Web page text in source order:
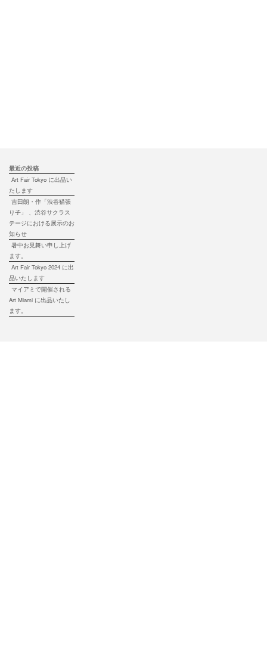
最近の投稿
Art Fair Tokyo に出品い
たします
吉田朗・作「渋谷猫張
り子」 、渋谷サクラス
テージにおける展示のお
知らせ
暑中お見舞い申し上げ
ます。
Art Fair Tokyo 2024 に出
品いたします
マイアミで開催される
Art Miami に出品いたし
ます。